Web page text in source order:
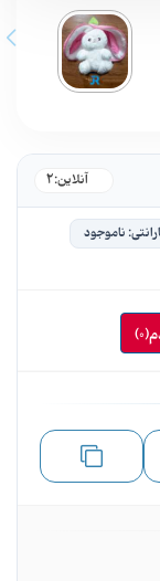
آنلاین:2
ناموجود